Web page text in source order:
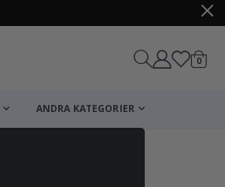
0
ANDRA KATEGORIER